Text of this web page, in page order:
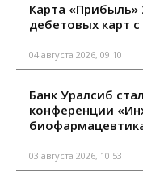
Карта
дебетовых карт
04 августа 2026, 09:10
Банк Уралсиб
конференции
03 августа 2026, 10:53